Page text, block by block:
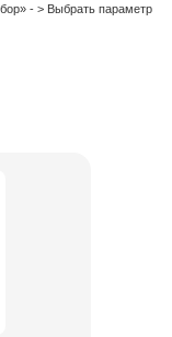
- > Выбрать параметр